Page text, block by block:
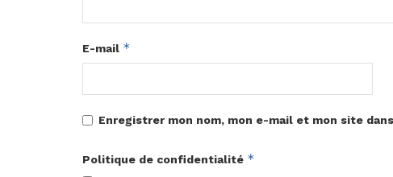
E-mail *
Enregistrer mon nom, mon e-mail et mon site
Politique de confidentialité *